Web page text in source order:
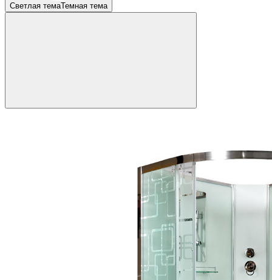
Светлая темаТемная тема